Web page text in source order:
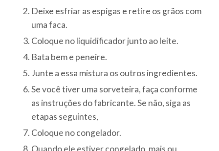
Deixe esfriar as espigas e retire os grãos com
uma faca.
Coloque no liquidificador junto ao leite.
Bata bem e peneire.
Junte a essa mistura os outros ingredientes.
Se você tiver uma sorveteira, faça conforme
as instruções do fabricante. Se não, siga as
etapas seguintes,
Coloque no congelador.
Quando ele estiver congelado, mais ou